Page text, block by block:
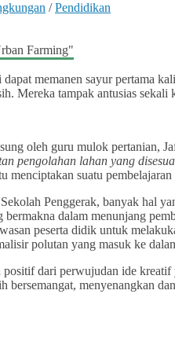
/Pendidikan
memanen sayur pertama
Mereka tampak antusias
oleh guru mulok pertanian,
pengolahan lahan yang
suatu
Penggerak, banyak hal
dalam menunjang
peserta didik untuk
polutan yang masuk ke
positif dari perwujudan ide
bersemangat, menyenangkan